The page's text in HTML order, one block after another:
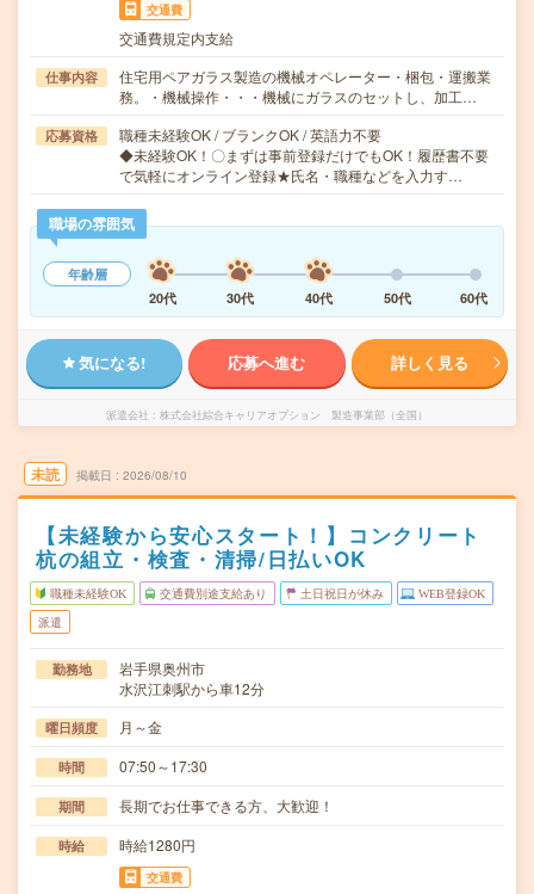
交通費
交通費規定内支給
仕事内容
住宅用ペアガラス製造の機械オペレーター・梱包・運搬業
務。・機械操作・・・機械にガラスのセットし、加工…
応募資格
職種未経験OK / ブランクOK / 英語力不要
◆未経験OK！〇まずは事前登録だけでもOK！履歴書不要
で気軽にオンライン登録★氏名・職種などを入力す…
職場の雰囲気
年齢層
20代
30代 40代 50代 60代
気になる! 応募へ進む 詳しく見る
派遣会社 株式会社綜合キャリアオプション 製造事業部（全国）
未読 掲載日 2026/08/10
【未経験から安心スタート！】コンクリート
杭の組立・検査・清掃/日払いOK
職種未経験OK 交通費別途支給あり 土日祝日が休み WEB登録OK
派遣
勤務地
岩手県奥州市
水沢江刺駅から車12分
曜日頻度 月～金
時間 07:50～17:30
期間 長期でお仕事できる方、大歓迎！
時給 時給1280円
交通費